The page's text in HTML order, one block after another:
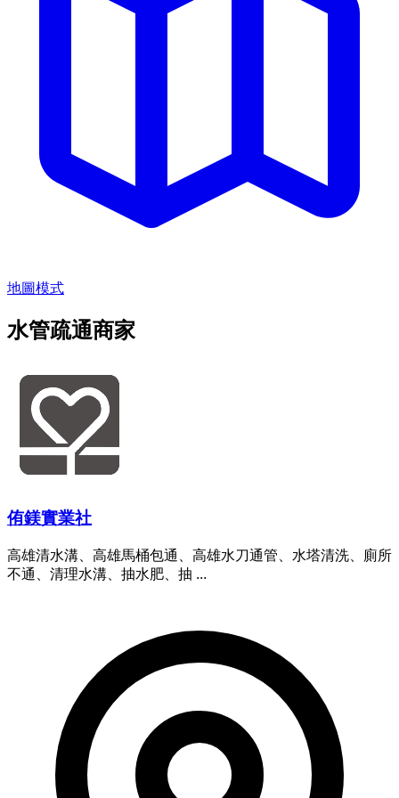
地圖模式
水管疏通商家
侑鎂實業社
高雄清水溝、高雄馬桶包通、高雄水刀通管、水塔清洗、廁所
不通、清理水溝、抽水肥、抽 ...